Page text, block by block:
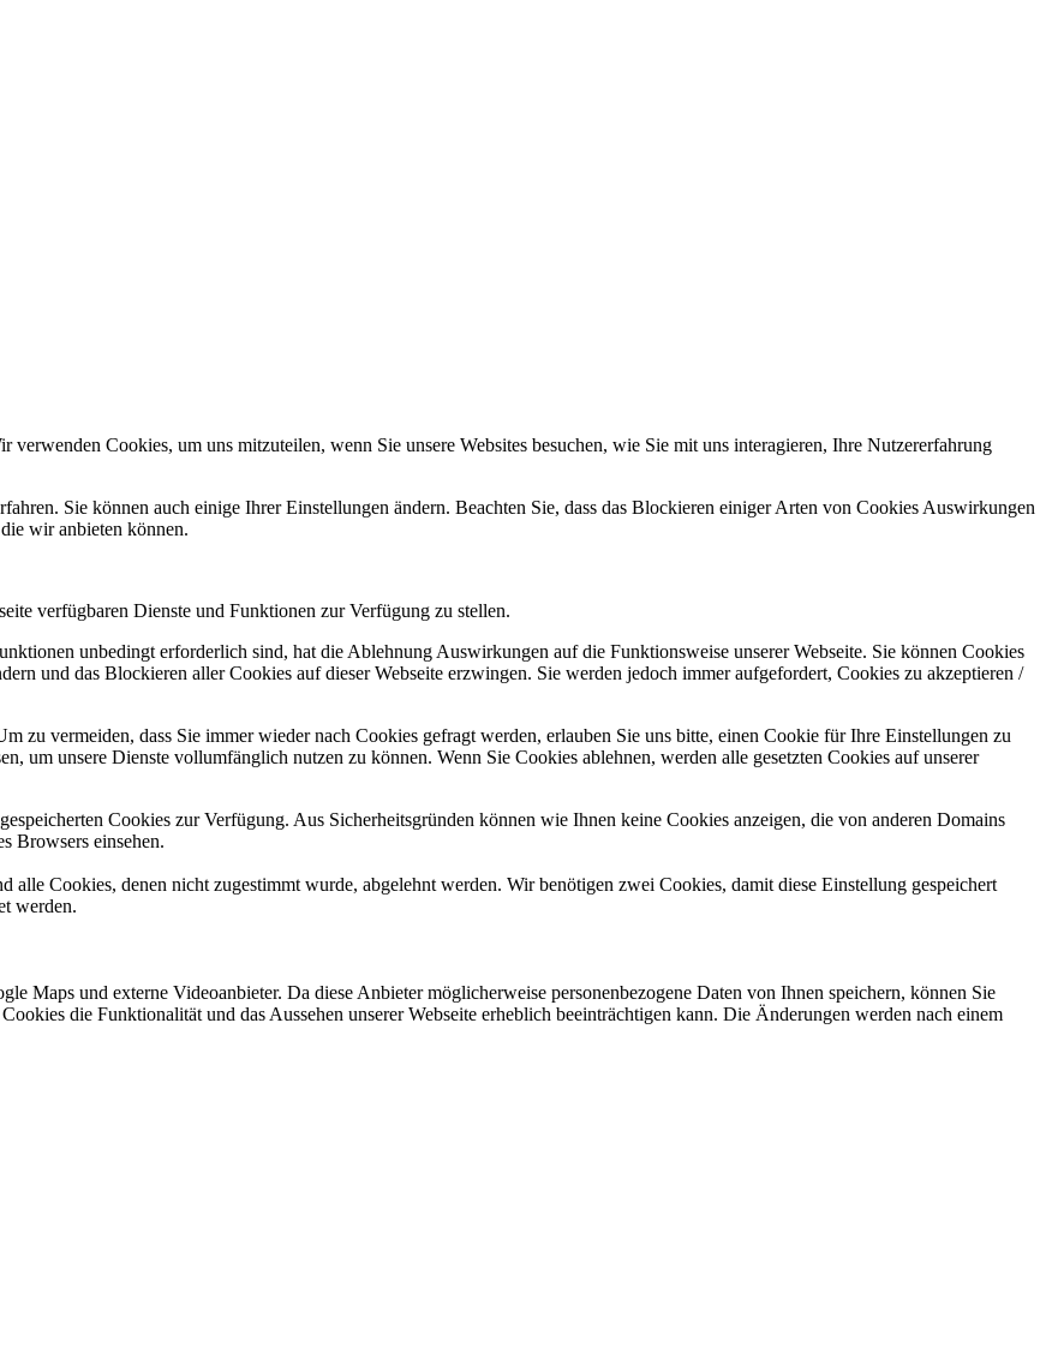
Cookies, um uns mitzuteilen, wenn Sie unsere Websites besuchen, wie Sie mit uns interagieren, Ihre Nutzererfahrung
Sie können auch einige Ihrer Einstellungen ändern. Beachten Sie, dass das Blockieren einiger Arten von Cookies Auswirkungen
wir anbieten können.
verfügbaren Dienste und Funktionen zur Verfügung zu stellen.
unbedingt erforderlich sind, hat die Ablehnung Auswirkungen auf die Funktionsweise unserer Webseite. Sie können Cookies
und das Blockieren aller Cookies auf dieser Webseite erzwingen. Sie werden jedoch immer aufgefordert, Cookies zu akzeptieren /
zu vermeiden, dass Sie immer wieder nach Cookies gefragt werden, erlauben Sie uns bitte, einen Cookie für Ihre Einstellungen zu
um unsere Dienste vollumfänglich nutzen zu können. Wenn Sie Cookies ablehnen, werden alle gesetzten Cookies auf unserer
Cookies zur Verfügung. Aus Sicherheitsgründen können wie Ihnen keine Cookies anzeigen, die von anderen Domains
Browsers einsehen.
Cookies, denen nicht zugestimmt wurde, abgelehnt werden. Wir benötigen zwei Cookies, damit diese Einstellung gespeichert
werden.
Maps und externe Videoanbieter. Da diese Anbieter möglicherweise personenbezogene Daten von Ihnen speichern, können Sie
die Funktionalität und das Aussehen unserer Webseite erheblich beeinträchtigen kann. Die Änderungen werden nach einem